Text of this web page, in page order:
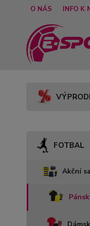
O NÁS INFO K
FOTBAL
Akční